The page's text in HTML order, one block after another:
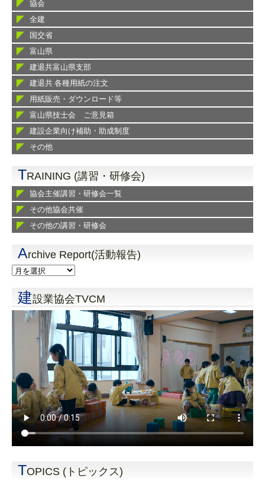
協会
全建
国交省
富山県
建退共富山県支部
建退共 各種用紙の注文
用紙販売・ダウンロード等
富山県技士会 ご意見箱
建設企業向け補助・助成制度
その他
TRAINING (講習・研修会)
協会主催講習・研修会一覧
その他協会共催
その他の講習・研修会
Archive Report(活動報告)
建設業協会TVCM
TOPICS (トピックス)